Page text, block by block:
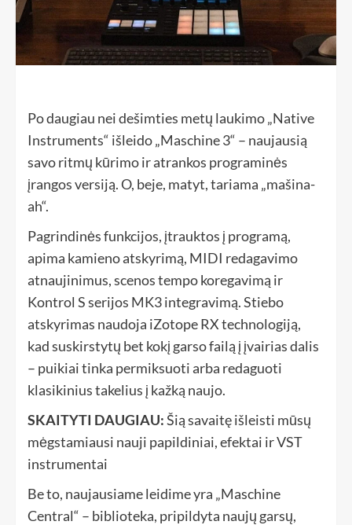
Po daugiau nei dešimties metų laukimo „Native
Instruments“ išleido „Maschine 3“ – naujausią
savo ritmų kūrimo ir atrankos programinės
įrangos versiją. O, beje, matyt, tariama „mašina-
ah“.
Pagrindinės funkcijos, įtrauktos į programą,
apima kamieno atskyrimą, MIDI redagavimo
atnaujinimus, scenos tempo koregavimą ir
Kontrol S serijos MK3 integravimą. Stiebo
atskyrimas naudoja iZotope RX technologiją,
kad suskirstytų bet kokį garso failą į įvairias dalis
– puikiai tinka permiksuoti arba redaguoti
klasikinius takelius į kažką naujo.
SKAITYTI DAUGIAU:Šią savaitę išleisti mūsų
mėgstamiausi nauji papildiniai, efektai ir VST
instrumentai
Be to, naujausiame leidime yra „Maschine
Central“ – biblioteka, pripildyta naujų garsų,